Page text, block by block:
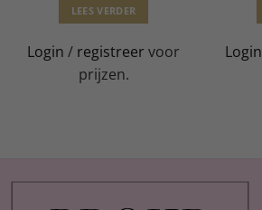
LEES VERDER
Login / registreer voor
prijzen.
Login